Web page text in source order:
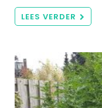
LEES VERDER